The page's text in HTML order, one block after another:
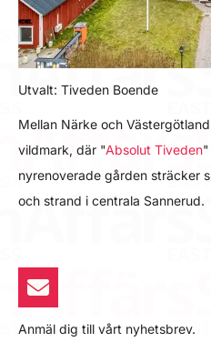
Utvalt: Tiveden Boende
Mellan Närke och
vildmark, där "Absolut Tiveden"
nyrenoverade gården sträcker
och strand i centrala Sannerud.
Anmäl dig till vårt nyhetsbrev.